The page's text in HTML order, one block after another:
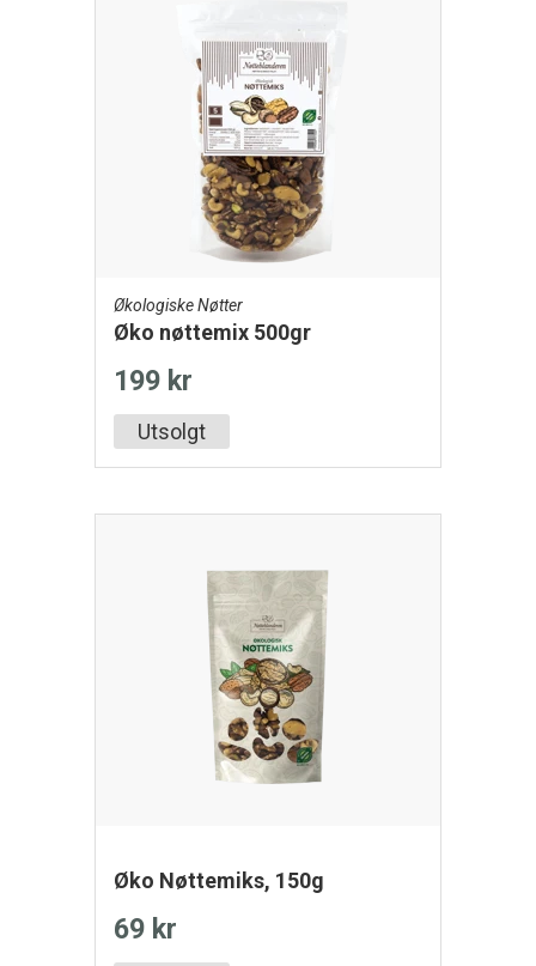
Økologiske Nøtter
Øko nøttemix 500gr
199 kr
Utsolgt
Øko Nøttemiks, 150g
69 kr